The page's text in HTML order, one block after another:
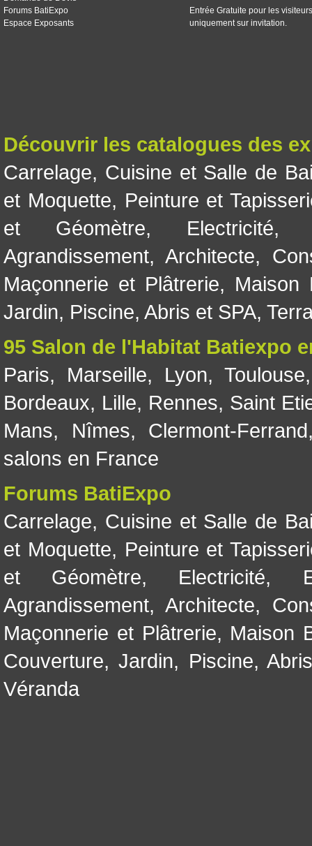
Forums BatiExpo
Espace Exposants
Entrée Gratuite pour les visiteurs
uniquement sur invitation.
Découvrir les catalogues des
Carrelage, Cuisine et Salle de
et Moquette, Peinture et
et Géomètre, Electricité
Agrandissement, Architecte,
Maçonnerie et Plâtrerie, Maison
Jardin, Piscine, Abris et SPA,
95 Salon de l'Habitat Batiexpo
Paris, Marseille, Lyon, Toulouse
Bordeaux, Lille, Rennes, Saint
Mans, Nîmes, Clermont-Ferrand
salons en France
Forums BatiExpo
Carrelage, Cuisine et Salle de
et Moquette, Peinture et
et Géomètre, Electricité,
Agrandissement, Architecte,
Maçonnerie et Plâtrerie, Maison
Couverture,Jardin, Piscine,
Véranda